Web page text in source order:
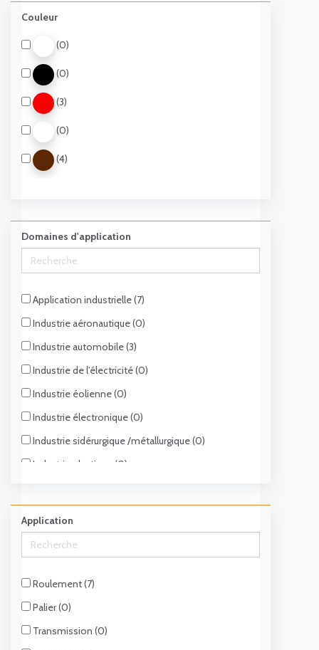
Sulfonate de calcium (4)
Couleur
(0)
(0)
(3)
(0)
(4)
Domaines d'application
Application industrielle (7)
Industrie aéronautique (0)
Industrie automobile (3)
Industrie de l'électricité (0)
Industrie éolienne (0)
Industrie électronique (0)
Industrie sidérurgique /métallurgique (0)
Industrie plastique (0)
Industrie pharmaceutique (0)
Industrie chimique (0)
Industrie agroalimentaire (4)
Industrie textile (0)
Industrie du bois (0)
Application
Roulement (7)
Palier (0)
Transmission (0)